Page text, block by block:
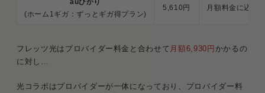
auひかり
(ホーム1ギガ：ずっとギガ得プラン)
5,610円 月額料金に込み
フレッツ光はプロバイダー料金と合わせて 月額6,930円 かかるの
に対し…
光コラボはプロバイダーが一体になっており、プロバイダー料